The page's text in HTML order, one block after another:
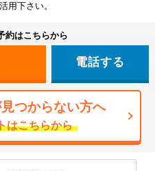
用下さい。
約はこちらから
電話する
つからない方へ
はこちらから